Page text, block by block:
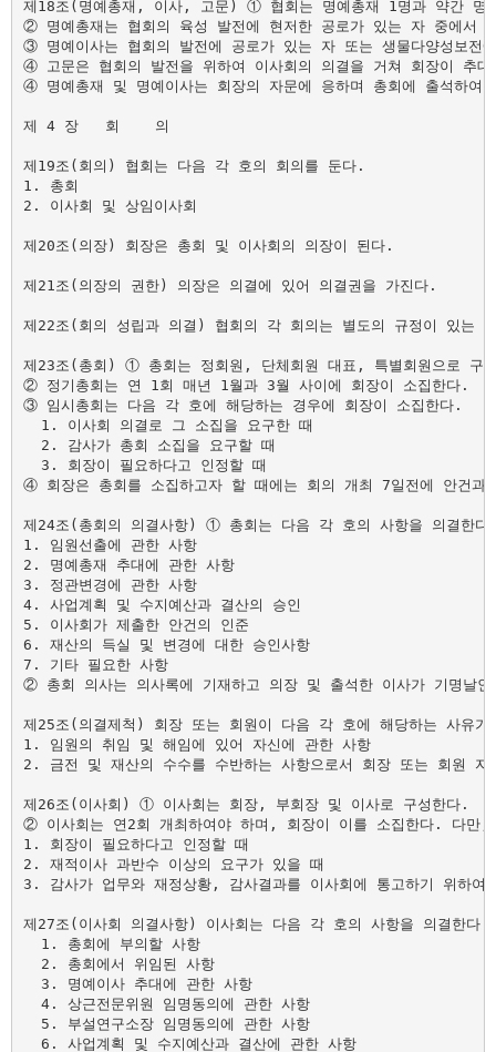
제18조(명예총재, 이사, 고문) ① 협회는 명예총재 1명과 약간 명
② 명예총재는 협회의 육성 발전에 현저한 공로가 있는 자 중에서
③ 명예이사는 협회의 발전에 공로가 있는 자 또는 생물다양성보
④ 고문은 협회의 발전을 위하여 이사회의 의결을 거쳐 회장이 추대
④ 명예총재 및 명예이사는 회장의 자문에 응하며 총회에 출석하여
제 4 장   회    의
제19조(회의) 협회는 다음 각 호의 회의를 둔다.
1. 총회
2. 이사회 및 상임이사회
제20조(의장) 회장은 총회 및 이사회의 의장이 된다.
제21조(의장의 권한) 의장은 의결에 있어 의결권을 가진다.
제22조(회의 성립과 의결) 협회의 각 회의는 별도의 규정이 있는
제23조(총회) ① 총회는 정회원, 단체회원 대표, 특별회원으로 구
② 정기총회는 연 1회 매년 1월과 3월 사이에 회장이 소집한다.
③ 임시총회는 다음 각 호에 해당하는 경우에 회장이 소집한다.
  1. 이사회 의결로 그 소집을 요구한 때
  2. 감사가 총회 소집을 요구할 때
  3. 회장이 필요하다고 인정할 때
④ 회장은 총회를 소집하고자 할 때에는 회의 개최 7일전에 안건
제24조(총회의 의결사항) ① 총회는 다음 각 호의 사항을 의결한다
1. 임원선출에 관한 사항
2. 명예총재 추대에 관한 사항
3. 정관변경에 관한 사항
4. 사업계획 및 수지예산과 결산의 승인
5. 이사회가 제출한 안건의 인준
6. 재산의 득실 및 변경에 대한 승인사항
7. 기타 필요한 사항
② 총회 의사는 의사록에 기재하고 의장 및 출석한 이사가 기명날인
제25조(의결제척) 회장 또는 회원이 다음 각 호에 해당하는 사유가
1. 임원의 취임 및 해임에 있어 자신에 관한 사항
2. 금전 및 재산의 수수를 수반하는 사항으로서 회장 또는 회원 자
제26조(이사회) ① 이사회는 회장, 부회장 및 이사로 구성한다.
② 이사회는 연2회 개최하여야 하며, 회장이 이를 소집한다. 다만,
1. 회장이 필요하다고 인정할 때
2. 재적이사 과반수 이상의 요구가 있을 때
3. 감사가 업무와 재정상황, 감사결과를 이사회에 통고하기 위하여
제27조(이사회 의결사항) 이사회는 다음 각 호의 사항을 의결한다.
  1. 총회에 부의할 사항
  2. 총회에서 위임된 사항
  3. 명예이사 추대에 관한 사항
  4. 상근전문위원 임명동의에 관한 사항
  5. 부설연구소장 임명동의에 관한 사항
  6. 사업계획 및 수지예산과 결산에 관한 사항